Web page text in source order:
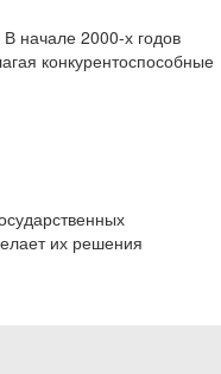
начале 2000-х годов
конкурентоспособные
их решения